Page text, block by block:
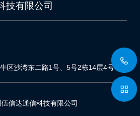
技有限公司
区沙湾东二路1号、5号2栋14层4号
信达通信科技有限公司